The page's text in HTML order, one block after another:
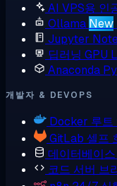
AI VPS용 인
Ollama New
Jupyter
딥러닝 GPU
Anaconda
개발자 & DEVOPS
Docker 루트
GitLab 셀프
데이터베이스
코드 서버 브